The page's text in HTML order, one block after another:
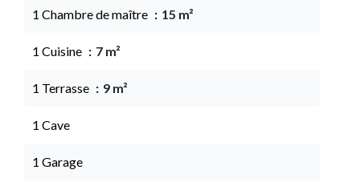
1 Chambre de maître 15 m²
1 Cuisine 7 m²
1 Terrasse 9 m²
1 Cave
1 Garage